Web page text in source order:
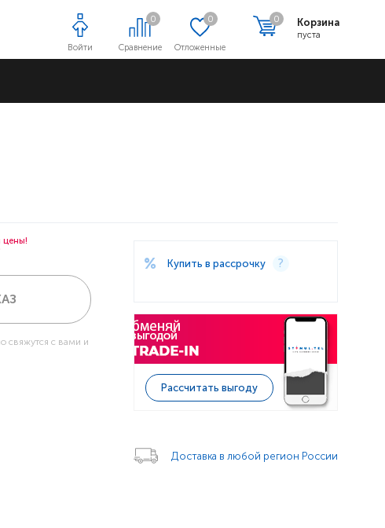
Сравнение
0
Отложенные
0 Корзина
пуста
0
Войти
цены!
свяжутся с вами и
Купить в рассрочку
Рассчитать выгоду
Доставка в любой регион России